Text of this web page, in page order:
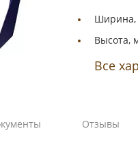
Ширина,
Высота,
Все
Отзывы